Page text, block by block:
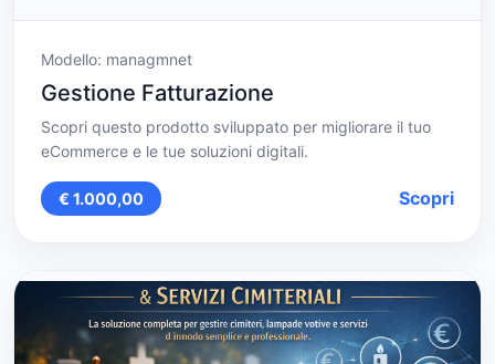
Modello: managmnet
Gestione Fatturazione
Scopri questo prodotto sviluppato per migliorare il tuo
eCommerce e le tue soluzioni digitali.
€ 1.000,00 Scopri